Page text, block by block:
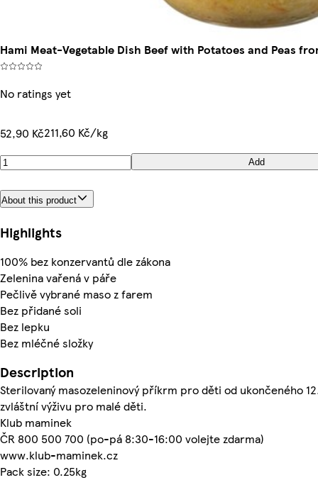
Hami Meat-Vegetable Dish Beef with Potatoes and Peas
No ratings yet
52,90 Kč211,60 Kč/kg
Add
About this product
Highlights
100% bez konzervantů dle zákona
Zelenina vařená v páře
Pečlivě vybrané maso z farem
Bez přidané soli
Bez lepku
Bez mléčné složky
Description
Sterilovaný masozeleninový příkrm pro děti od ukončeného
zvláštní výživu pro malé děti.
Klub maminek
ČR 800 500 700 (po-pá 8:30-16:00 volejte zdarma)
www.klub-maminek.cz
Pack size: 0.25kg